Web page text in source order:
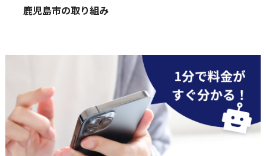
鹿児島市の取り組み